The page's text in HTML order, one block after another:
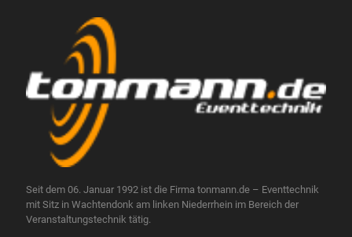
Seit dem 06. Januar 1992 ist die Firma tonmann.de – Eventtechnik
mit Sitz in Wachtendonk am linken Niederrhein im Bereich der
Veranstaltungstechnik tätig.